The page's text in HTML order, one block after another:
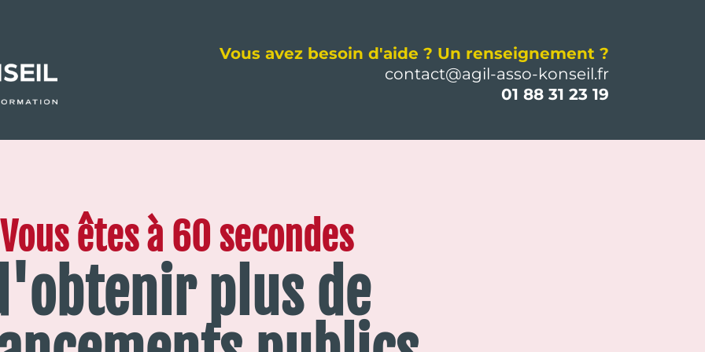
Vous avez besoin d'aide ? Un renseignement ?
contact@agil-asso-konseil.fr
01 88 31 23 19
Vous êtes à 60 secondes
plus de